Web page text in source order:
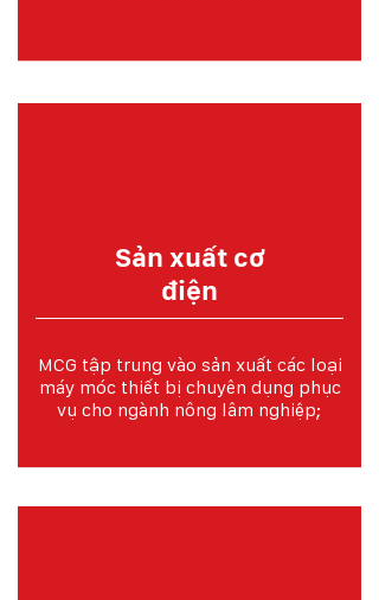
Sản xuất cơ
điện
MCG tập trung vào sản xuất các loại
máy móc thiết bị chuyên dụng phục
vụ cho ngành nông lâm nghiệp;